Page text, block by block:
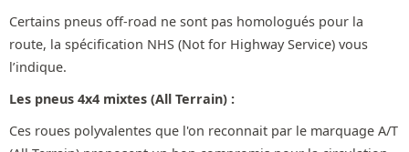
Certains pneus off-road ne sont pas homologués pour la
route, la spécification NHS (Not for Highway Service) vous
l’indique.
Les pneus 4x4 mixtes (All Terrain) :
Ces roues polyvalentes que l'on reconnait par le marquage A/T